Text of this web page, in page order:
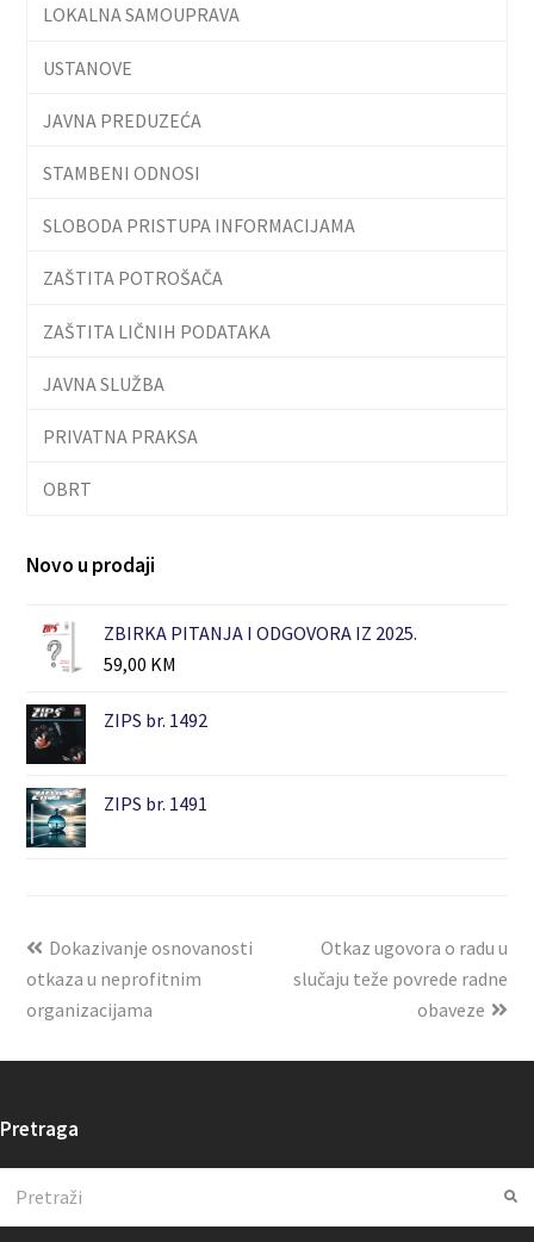
LOKALNA SAMOUPRAVA
USTANOVE
JAVNA PREDUZEĆA
STAMBENI ODNOSI
SLOBODA PRISTUPA INFORMACIJAMA
ZAŠTITA POTROŠAČA
ZAŠTITA LIČNIH PODATAKA
JAVNA SLUŽBA
PRIVATNA PRAKSA
OBRT
Novo u prodaji
ZBIRKA PITANJA I ODGOVORA IZ 2025.
59,00 KM
ZIPS br. 1492
ZIPS br. 1491
Dokazivanje osnovanosti
otkaza u neprofitnim
organizacijama
Otkaz ugovora o radu u
slučaju teže povrede radne
obaveze
Pretraga